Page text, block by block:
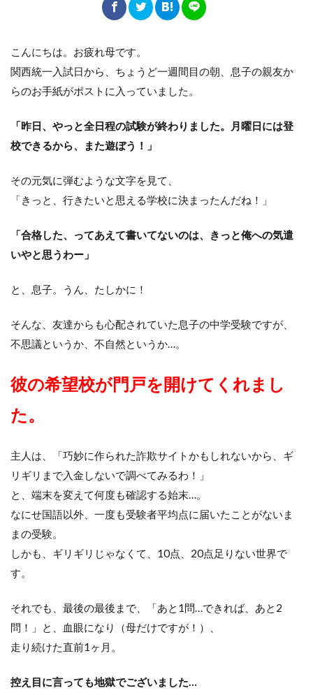
こんにちは。お疲れ母です。
関西統一入試日から、ちょうど一週間目の朝、息子の親友か
らのお手紙がポストに入っていました。
「昨日、やっと全日程の試験が終わりました。月曜日には登
校できるから、また遊ぼう！」
その元気に弾むような文字を見て、
「きっと、行きたいと思える学校に決まったんだね！」
「合格した、ってあえて書いてないのは、きっと俺への気遣
いやと思うわー」
と、息子。うん、たしかに！
そんな、友達からも心配されていた息子の中学受験ですが、
不思議というか、不自然というか…。
彼の希望校が門戸を開けてくれまし
た。
主人は、「巧妙に作られた詐欺サイトかもしれないから、ギ
リギリまで入金しないで調べてみるわ！」
と、端末を変えて何度も確認する始末…。
なにせ国語以外、一度も受験者平均点に届いたことがないま
まの受験。
しかも、ギリギリじゃなくて、10点、20点足りない世界で
す。
それでも、最後の最後まで、「あと1問…できれば、あと2
問！」と、血眼になり（母だけですが！）、
走り続けた直前1ヶ月。
控え目に言っても地獄でございました…